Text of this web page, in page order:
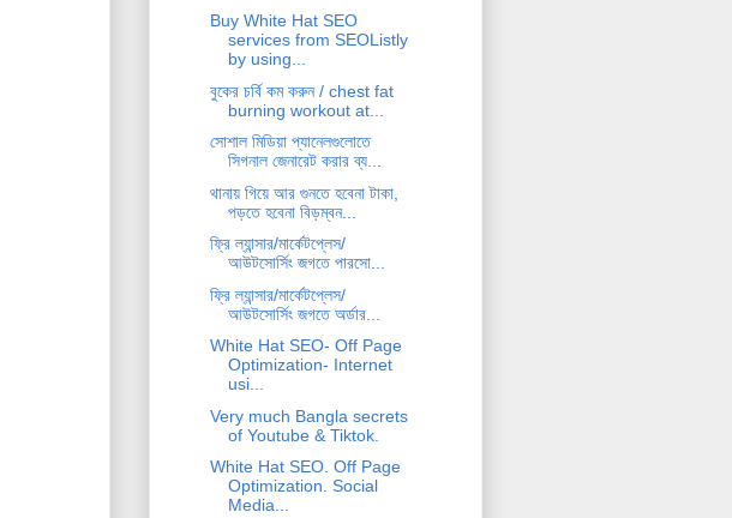
Buy White Hat SEO
services from SEOListly
by using...
বুকের চর্বি কম করুন / chest fat
burning workout at...
সোশাল মিডিয়া প্যানেলগুলোতে
সিগনাল জেনারেট করার ব্য...
থানায় গিয়ে আর গুনতে হবেনা টাকা,
পড়তে হবেনা বিড়ম্বন...
ফ্রি ল্যান্সার/মার্কেটপ্লেস/
আউটসোর্সিং জগতে পারসো...
ফ্রি ল্যান্সার/মার্কেটপ্লেস/
আউটসোর্সিং জগতে অর্ডার...
White Hat SEO- Off Page
Optimization- Internet
usi...
Very much Bangla secrets
of Youtube & Tiktok.
White Hat SEO. Off Page
Optimization. Social
Media...